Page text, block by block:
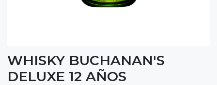
WHISKY BUCHANAN'S
DELUXE 12 AÑOS